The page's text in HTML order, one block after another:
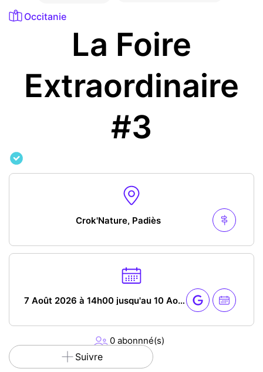
Occitanie
La Foire
Extraordinaire
#3
Crok'Nature, Padiès
7 Août 2026 à 14h00 jusqu'au 10 Août 2026 à 4h00
0 abonnné(s)
Suivre